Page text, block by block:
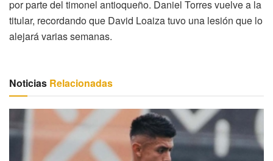
por parte del timonel antioqueño. Daniel Torres vuelve a la
titular, recordando que David Loaiza tuvo una lesión que lo
alejará varias semanas.
Noticias Relacionadas